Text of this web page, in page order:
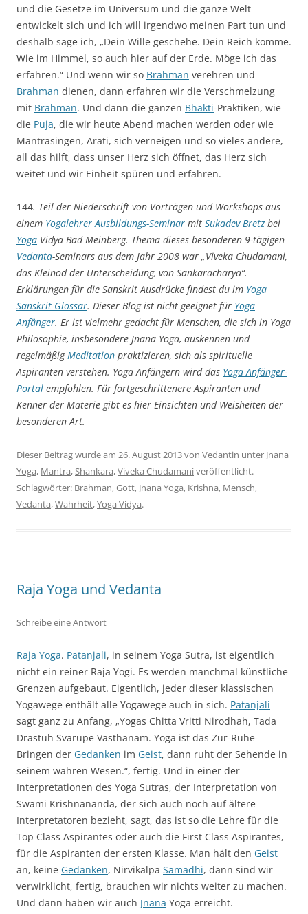
und die Gesetze im Universum und die ganze Welt
entwickelt sich und ich will irgendwo meinen Part tun und
deshalb sage ich, „Dein Wille geschehe. Dein Reich komme.
Wie im Himmel, so auch hier auf der Erde. Möge ich das
erfahren.“ Und wenn wir so Brahman verehren und
Brahman dienen, dann erfahren wir die Verschmelzung
mit Brahman. Und dann die ganzen Bhakti-Praktiken, wie
die Puja, die wir heute Abend machen werden oder wie
Mantrasingen, Arati, sich verneigen und so vieles andere,
all das hilft, dass unser Herz sich öffnet, das Herz sich
weitet und wir Einheit spüren und erfahren.
144. Teil der Niederschrift von Vorträgen und Workshops aus
einem Yogalehrer Ausbildungs-Seminar mit Sukadev Bretz bei
Yoga Vidya Bad Meinberg. Thema dieses besonderen 9-tägigen
Vedanta-Seminars aus dem Jahr 2008 war „Viveka Chudamani,
das Kleinod der Unterscheidung, von Sankaracharya“.
Erklärungen für die Sanskrit Ausdrücke findest du im Yoga
Sanskrit Glossar. Dieser Blog ist nicht geeignet für Yoga
Anfänger. Er ist vielmehr gedacht für Menschen, die sich in Yoga
Philosophie, insbesondere Jnana Yoga, auskennen und
regelmäßigMeditation praktizieren, sich als spirituelle
Aspiranten verstehen. Yoga Anfängern wird das YogaAnfänger-
Portal empfohlen. Für fortgeschrittenere Aspiranten und
Kenner der Materie gibt es hier Einsichten und Weisheiten der
besonderen Art.
Dieser Beitrag wurde am 26. August 2013von Vedantin unter Jnana
Yoga, Mantra,Shankara,Viveka Chudamaniveröffentlicht.
Schlagwörter: Brahman,Gott, Jnana Yoga, Krishna, Mensch,
Vedanta,Wahrheit,Yoga Vidya.
Raja Yoga und Vedanta
Schreibe eine Antwort
Raja Yoga. Patanjali, in seinem Yoga Sutra, ist eigentlich
nicht ein reiner Raja Yogi. Es werden manchmal künstliche
Grenzen aufgebaut. Eigentlich, jeder dieser klassischen
Yogawege enthält alle Yogawege auch in sich. Patanjali
sagt ganz zu Anfang, „Yogas Chitta Vritti Nirodhah, Tada
Drastuh Svarupe Vasthanam. Yoga ist das Zur-Ruhe-
Bringen der Gedanken im Geist, dann ruht der Sehende in
seinem wahren Wesen.“, fertig. Und in einer der
Interpretationen des Yoga Sutras, der Interpretation von
Swami Krishnananda, der sich auch noch auf ältere
Interpretatoren bezieht, sagt, das ist so die Lehre für die
Top Class Aspirantes oder auch die First Class Aspirantes,
für die Aspiranten der ersten Klasse. Man hält den Geist
an, keine Gedanken, Nirvikalpa Samadhi, dann sind wir
verwirklicht, fertig, brauchen wir nichts weiter zu machen.
Und dann haben wir auch Jnana Yoga erreicht.